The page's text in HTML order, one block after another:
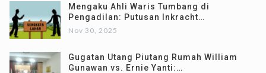
Mengaku Ahli Waris Tumbang di
Pengadilan: Putusan Inkracht…
Nov 30, 2025
Gugatan Utang Piutang Rumah William
Gunawan vs. Ernie Yanti:…